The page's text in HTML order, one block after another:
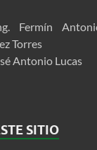
Fermín
Torres
Antonio Lucas
SITIO